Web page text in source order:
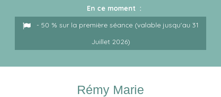
En ce moment :
- 50 % sur la première séance (valable jusqu'au 31
Juillet 2026)
Rémy Marie